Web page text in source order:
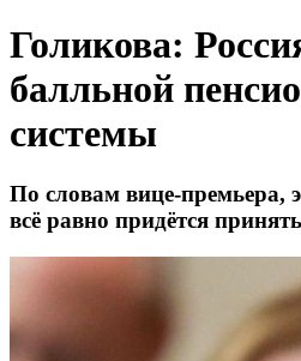
Голикова:
балльной
системы
По словам вице-премьера,
всё равно придётся принять